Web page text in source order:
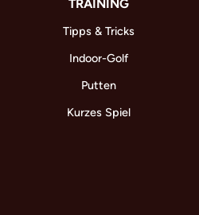
TRAINING
Tipps & Tricks
Indoor-Golf
Putten
Kurzes Spiel